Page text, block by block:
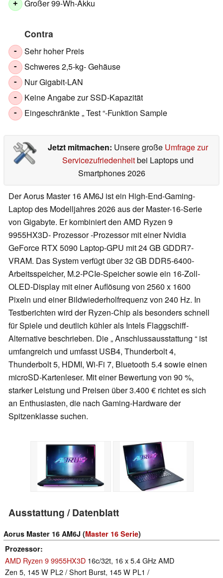
+ Großer 99-Wh-Akku
Contra
- Sehr hoher Preis
- Schweres 2,5-kg- Gehäuse
- Nur Gigabit-LAN
- Keine Angabe zur SSD-Kapazität
- Eingeschränkte „ Test “-Funktion Sample
Jetzt mitmachen: Unsere große Umfrage zur
Servicezufriedenheitbei Laptops und
Smartphones 2026
Der Aorus Master 16 AM6J ist ein High-End-Gaming-
Laptop des Modelljahres 2026 aus der Master-16-Serie
von Gigabyte. Er kombiniert den AMD Ryzen 9
9955HX3D- Prozessor -Prozessor mit einer Nvidia
GeForce RTX 5090 Laptop-GPU mit 24 GB GDDR7-
VRAM. Das System verfügt über 32 GB DDR5-6400-
Arbeitsspeicher, M.2-PCIe-Speicher sowie ein 16-Zoll-
OLED-Display mit einer Auflösung von 2560 x 1600
Pixeln und einer Bildwiederholfrequenz von 240 Hz. In
Testberichten wird der Ryzen-Chip als besonders schnell
für Spiele und deutlich kühler als Intels Flaggschiff-
Alternative beschrieben. Die „ Anschlussausstattung “ ist
umfangreich und umfasst USB4, Thunderbolt 4,
Thunderbolt 5, HDMI, Wi-Fi 7, Bluetooth 5.4 sowie einen
microSD-Kartenleser. Mit einer Bewertung von 90 %,
starker Leistung und Preisen über 3.400 € richtet es sich
an Enthusiasten, die nach Gaming-Hardware der
Spitzenklasse suchen.
Ausstattung / Datenblatt
Aorus Master 16 AM6J (Master 16 Serie)
Prozessor
AMD Ryzen 9 9955HX3D 16c/32t, 16 x 5.4 GHz AMD
Zen 5, 145 W PL2 / Short Burst, 145 W PL1 /